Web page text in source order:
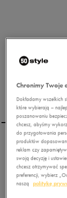
ADIDAS
zł z Vat
Chronimy Twoje
Dokładamy wszelkich
które wybierają –
poszanowaniu
chcesz, abyśmy
do przygotowania
produktów
reklam czy
swoją decyzję i
chcesz otrzymywać
preferencji, wybierz
naszą
politykę